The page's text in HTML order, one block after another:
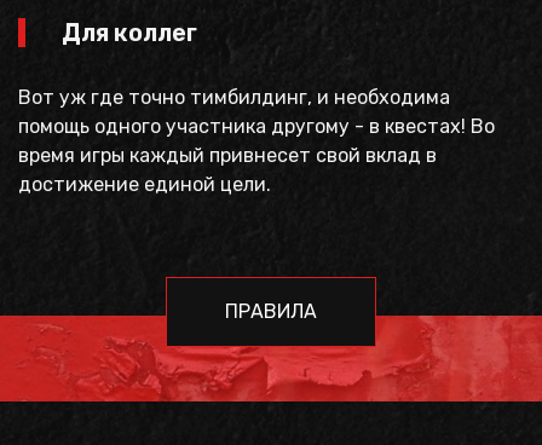
Для коллег
Вот уж где точно тимбилдинг, и необходима
помощь одного участника другому - в квестах! Во
время игры каждый привнесет свой вклад в
достижение единой цели.
ПРАВИЛА